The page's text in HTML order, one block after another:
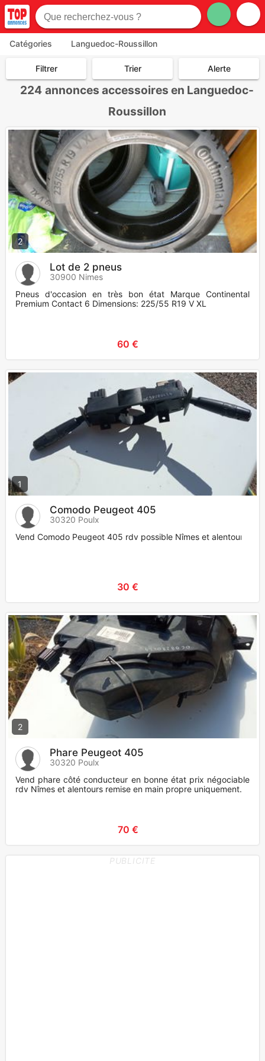
Catégories Languedoc-Roussillon
Filtrer Trier Alerte
224 annonces accessoires en Languedoc-
Roussillon
2
Lot de 2 pneus
30900 Nimes
Pneus d'occasion en très bon état Marque Continental
Premium Contact 6 Dimensions: 225/55 R19 V XL
60 €
1
Comodo Peugeot 405
30320 Poulx
Vend Comodo Peugeot 405 rdv possible Nîmes et alentours
30 €
2
Phare Peugeot 405
30320 Poulx
Vend phare côté conducteur en bonne état prix négociable
rdv Nîmes et alentours remise en main propre uniquement.
70 €
PUBLICITE